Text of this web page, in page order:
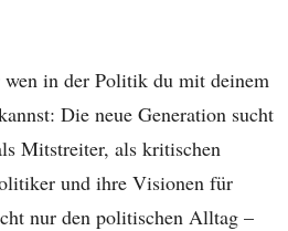
in der Politik du mit deinem
Die neue Generation sucht
Mitstreiter, als kritischen
und ihre Visionen für
nur den politischen Alltag –